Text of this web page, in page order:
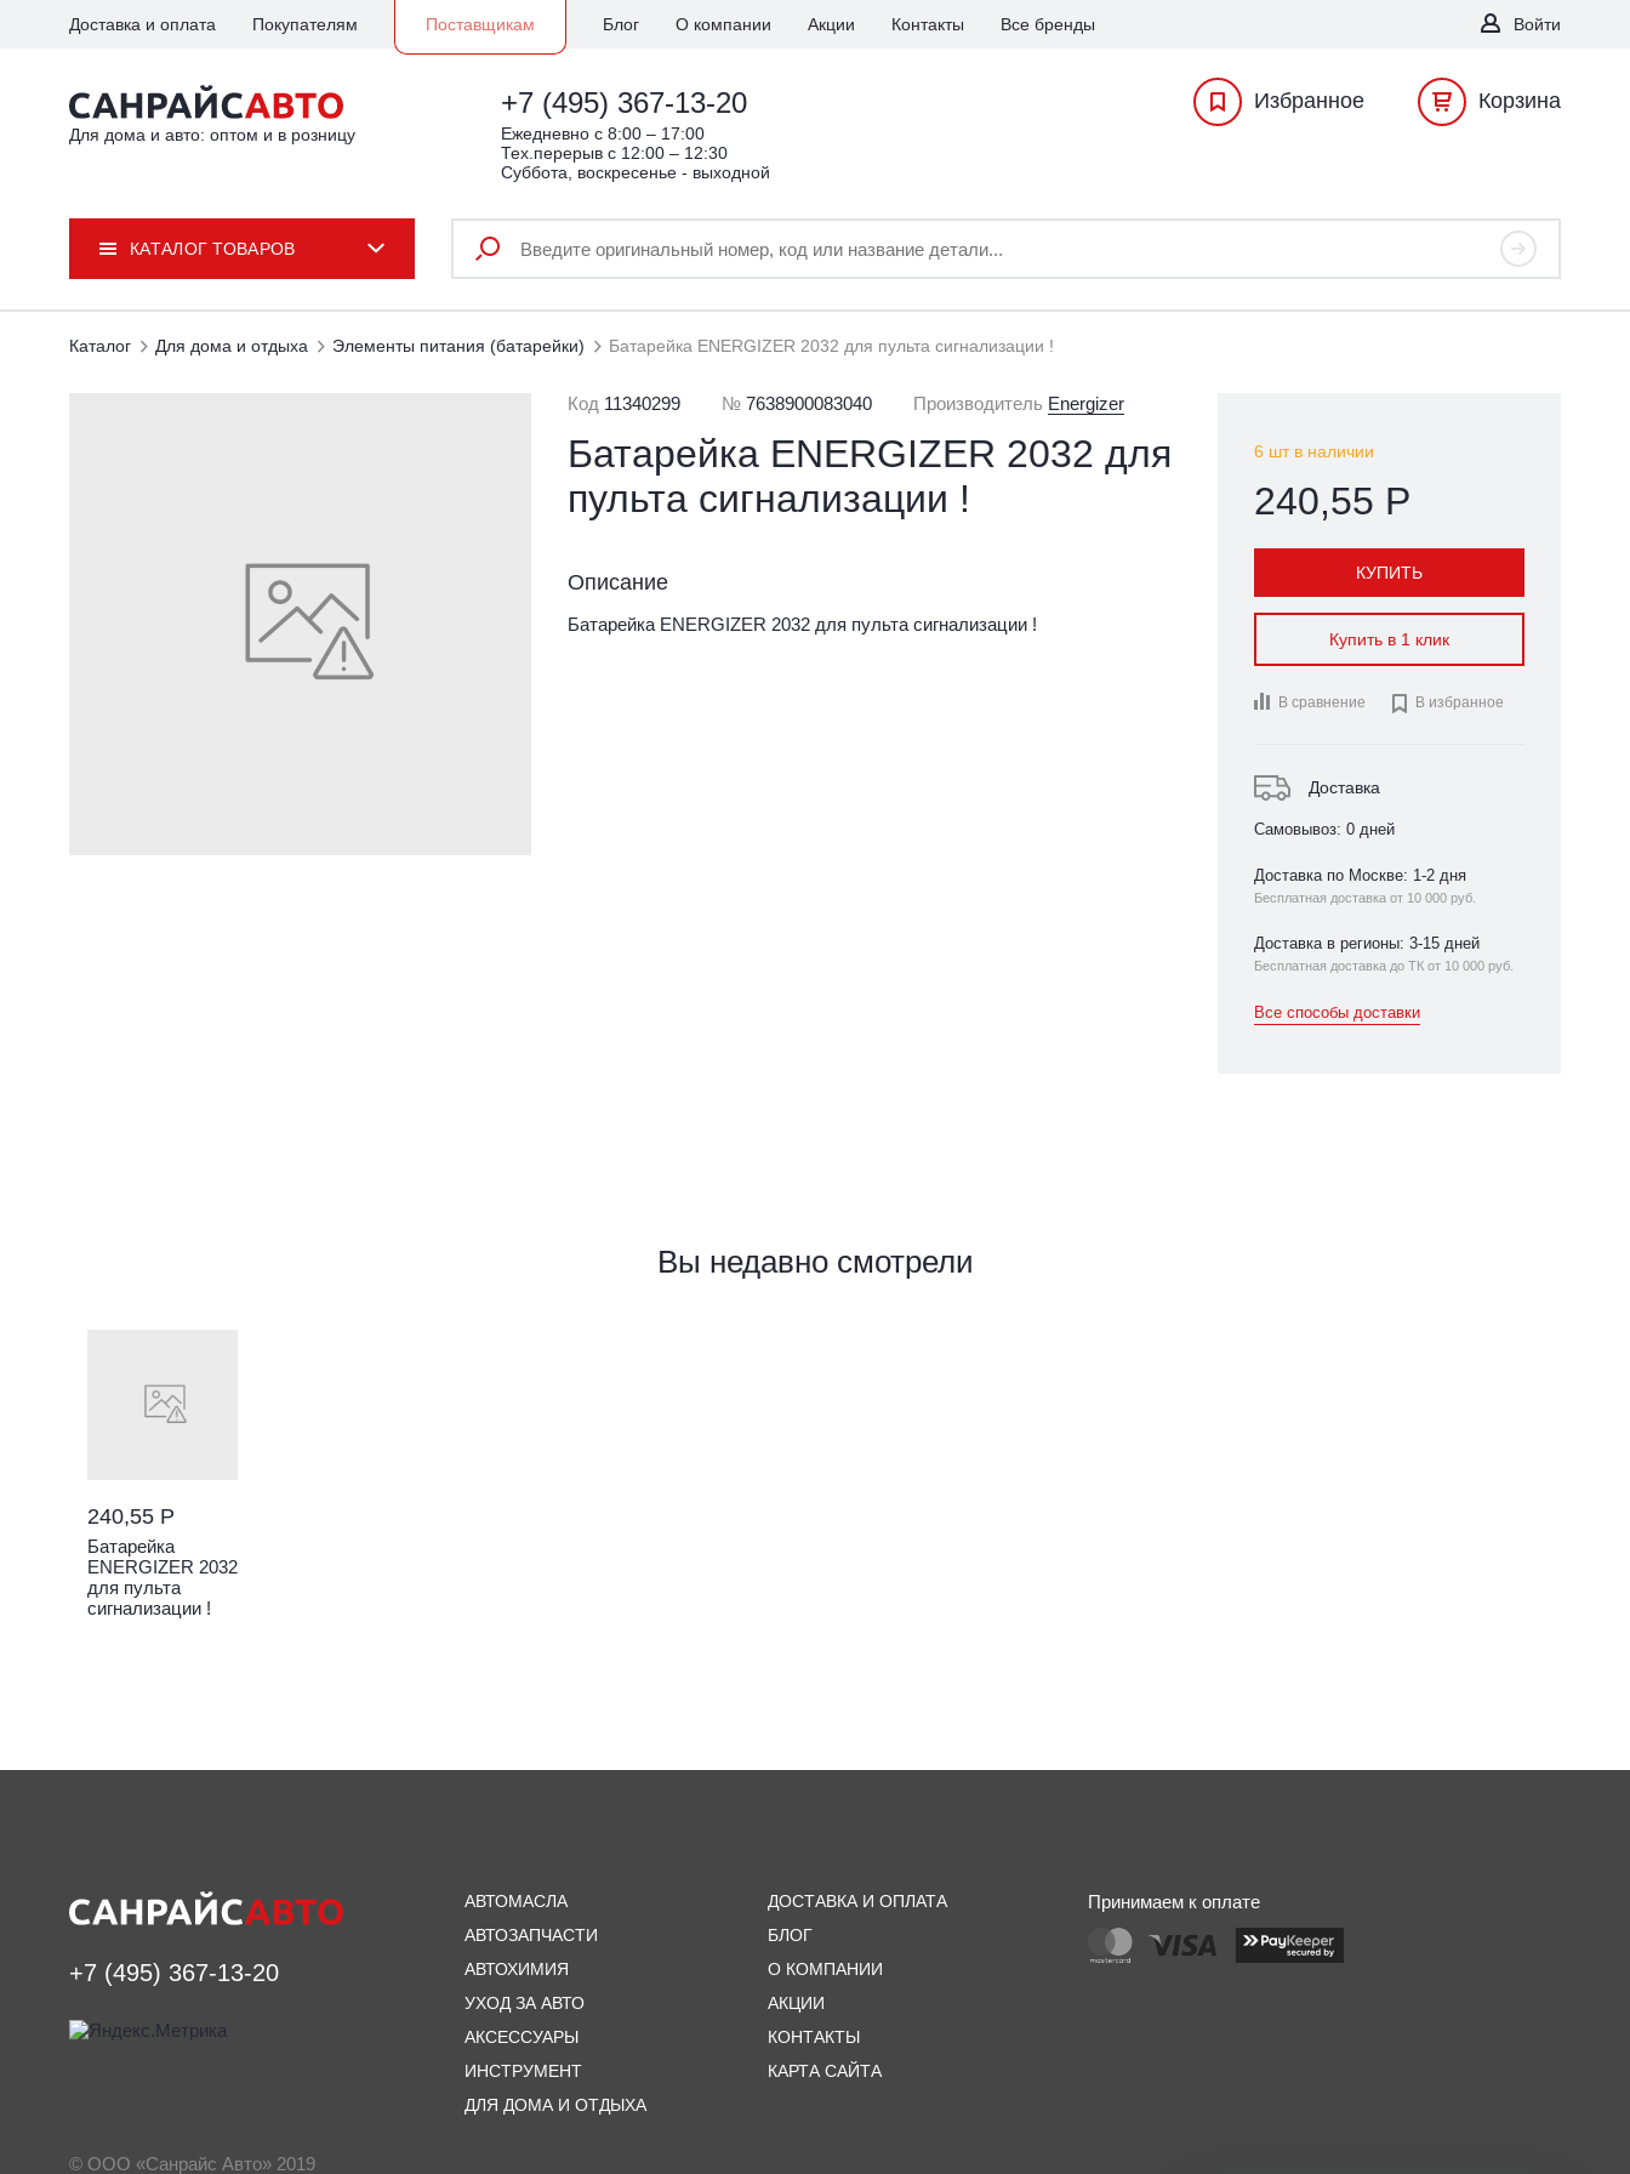
Доставка и оплата Покупателям Поставщикам Блог О компании Акции Контакты Все бренды Войти
Для дома и авто: оптом и в розницу
+7 (495) 367-13-20
Ежедневно c 8:00 – 17:00
Тех.перерыв с 12:00 – 12:30
Суббота, воскресенье - выходной
Избранное Корзина
КАТАЛОГ ТОВАРОВ
Каталог Для дома и отдыха Элементы питания (батарейки) Батарейка ENERGIZER 2032 для пульта сигнализации !
Код 11340299 № 7638900083040 Производитель Energizer
Батарейка ENERGIZER 2032 для
пульта сигнализации !
Описание
Батарейка ENERGIZER 2032 для пульта сигнализации !
6 шт в наличии
240,55 Р
КУПИТЬ
Купить в 1 клик
В сравнение  В избранное
Доставка
Самовывоз: 0 дней
Доставка по Москве: 1-2 дня
Бесплатная доставка от 10 000 руб.
Доставка в регионы: 3-15 дней
Бесплатная доставка до ТК от 10 000 руб.
Все способы доставки
Вы недавно смотрели
240,55 Р
Батарейка
ENERGIZER 2032
для пульта
сигнализации !
+7 (495) 367-13-20
АВТОМАСЛА
АВТОЗАПЧАСТИ
АВТОХИМИЯ
УХОД ЗА АВТО
АКСЕССУАРЫ
ИНСТРУМЕНТ
ДЛЯ ДОМА И ОТДЫХА
ДОСТАВКА И ОПЛАТА
БЛОГ
О КОМПАНИИ
АКЦИИ
КОНТАКТЫ
КАРТА САЙТА
Принимаем к оплате
© ООО «Санрайс Авто» 2019